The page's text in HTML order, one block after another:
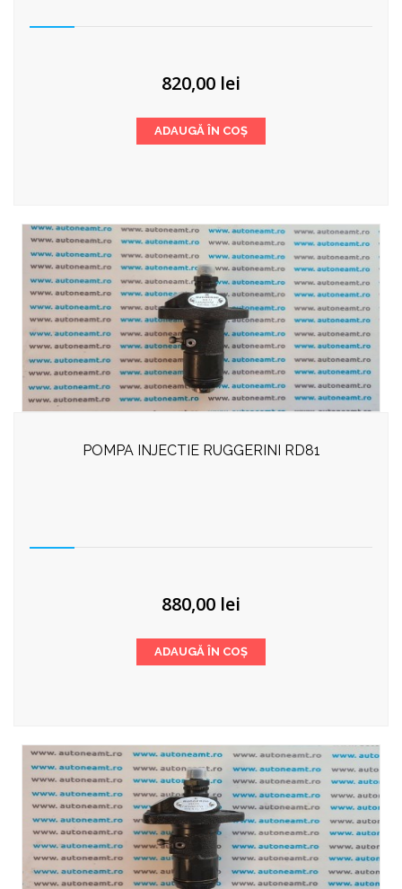
820,00 lei
ADAUGĂ ÎN COȘ
POMPA INJECTIE RUGGERINI RD81
880,00 lei
ADAUGĂ ÎN COȘ